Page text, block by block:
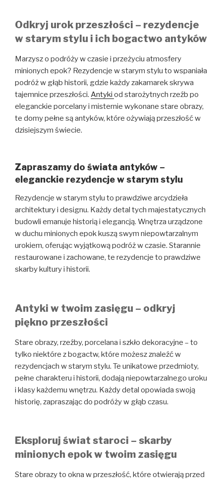
Odkryj urok przeszłości – rezydencje
w starym stylu i ich bogactwo antyków
Marzysz o podróży w czasie i przeżyciu atmosfery
minionych epok? Rezydencje w starym stylu to wspaniała
podróż w głąb historii, gdzie każdy zakamarek skrywa
tajemnice przeszłości. Antyki od starożytnych rzeźb po
eleganckie porcelany i misternie wykonane stare obrazy,
te domy pełne są antyków, które ożywiają przeszłość w
dzisiejszym świecie.
Zapraszamy do świata antyków –
eleganckie rezydencje w starym stylu
Rezydencje w starym stylu to prawdziwe arcydzieła
architektury i designu. Każdy detal tych majestatycznych
budowli emanuje historią i elegancją. Wnętrza urządzone
w duchu minionych epok kuszą swym niepowtarzalnym
urokiem, oferując wyjątkową podróż w czasie. Starannie
restaurowane i zachowane, te rezydencje to prawdziwe
skarby kultury i historii.
Antyki w twoim zasięgu – odkryj
piękno przeszłości
Stare obrazy, rzeźby, porcelana i szkło dekoracyjne – to
tylko niektóre z bogactw, które możesz znaleźć w
rezydencjach w starym stylu. Te unikatowe przedmioty,
pełne charakteru i historii, dodają niepowtarzalnego uroku
i klasy każdemu wnętrzu. Każdy detal opowiada swoją
historię, zapraszając do podróży w głąb czasu.
Eksploruj świat staroci – skarby
minionych epok w twoim zasięgu
Stare obrazy to okna w przeszłość, które otwierają przed